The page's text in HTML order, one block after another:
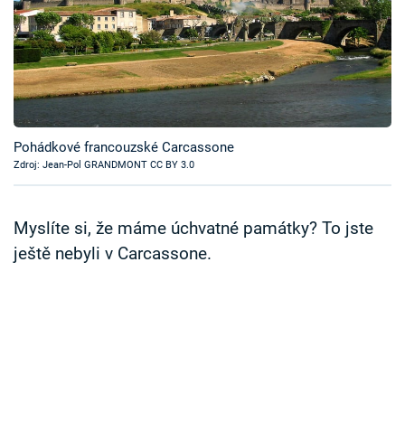
Časopis
Sledujte prima+
Přihlášení
Pohádkové francouzské Carcassone
Zdroj: Jean-Pol GRANDMONT CC BY 3.0
Myslíte si, že máme úchvatné památky? To jste
ještě nebyli v Carcassone.